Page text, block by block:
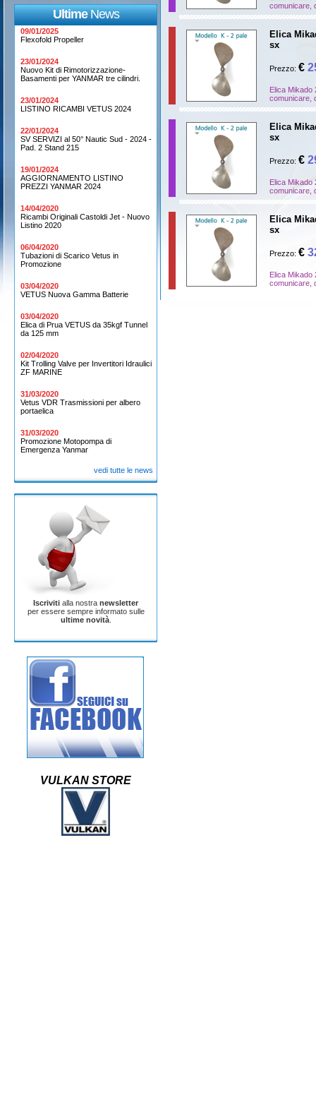
UltimeNews
09/01/2025
Flexofold Propeller
23/01/2024
Nuovo Kit di Rimotorizzazione-
Basamenti per YANMAR tre cilindri.
23/01/2024
LISTINO RICAMBI VETUS 2024
22/01/2024
SV SERVIZI al 50° Nautic Sud - 2024 -
Pad. 2 Stand 215
19/01/2024
AGGIORNAMENTO LISTINO
PREZZI YANMAR 2024
14/04/2020
Ricambi Originali Castoldi Jet - Nuovo
Listino 2020
06/04/2020
Tubazioni di Scarico Vetus in
Promozione
03/04/2020
VETUS Nuova Gamma Batterie
03/04/2020
Elica di Prua VETUS da 35kgf Tunnel
da 125 mm
02/04/2020
Kit Trolling Valve per Invertitori Idraulici
ZF MARINE
31/03/2020
Vetus VDR Trasmissioni per albero
portaelica
31/03/2020
Promozione Motopompa di
Emergenza Yanmar
vedi tutte le news
Iscriviti alla nostra newsletter
per essere sempre informato sulle
ultime novità.
VULKAN STORE
comunicare,
Elica
sx
Prezzo: €
Elica Mikado
comunicare,
Elica
sx
Prezzo: €
Elica Mikado
comunicare,
Elica
sx
Prezzo: €
Elica Mikado
comunicare,